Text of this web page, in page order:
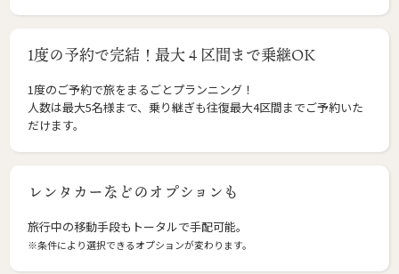
1度の予約で完結！最大４区間まで乗継OK
1度のご予約で旅をまるごとプランニング！
人数は最大5名様まで、乗り継ぎも往復最大4区間までご予約いた
だけます。
レンタカーなどのオプションも
旅行中の移動手段もトータルで手配可能。
※条件により選択できるオプションが変わります。